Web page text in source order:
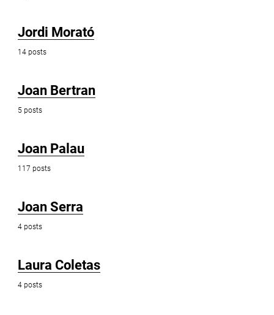
Jordi Morató
14 posts
Joan Bertran
5 posts
Joan Palau
117 posts
Joan Serra
4 posts
Laura Coletas
4 posts